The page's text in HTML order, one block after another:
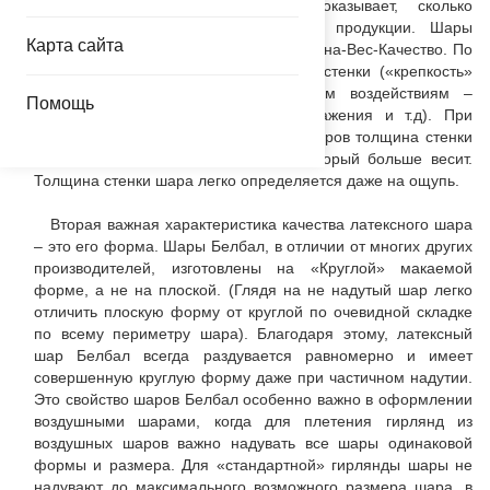
Карта сайта
Помощь
показателем качества - вес показывает, сколько
натурального каучука содержится в продукции. Шары
Белбал имеют лучшее соотношение Цена-Вес-Качество. По
весу шара определяется и толщина стенки («крепкость»
или устойчивость шара к внешним воздействиям –
проколам, солнцу, нанесению изображения и т.д). При
одинаковом размере двух надутых шаров толщина стенки
будет больше у латексного шара, который больше весит.
Толщина стенки шара легко определяется даже на ощупь.
Вторая важная характеристика качества латексного шара
– это его форма. Шары Белбал, в отличии от многих других
производителей, изготовлены на «Круглой» макаемой
форме, а не на плоской. (Глядя на не надутый шар легко
отличить плоскую форму от круглой по очевидной складке
по всему периметру шара). Благодаря этому, латексный
шар Белбал всегда раздувается равномерно и имеет
совершенную круглую форму даже при частичном надутии.
Это свойство шаров Белбал особенно важно в оформлении
воздушными шарами, когда для плетения гирлянд из
воздушных шаров важно надувать все шары одинаковой
формы и размера. Для «стандартной» гирлянды шары не